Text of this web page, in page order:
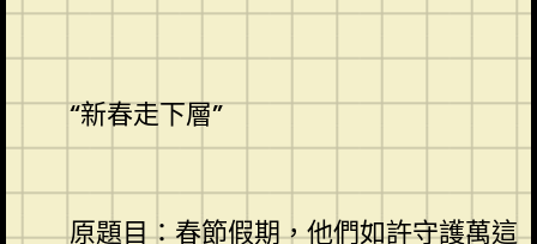
“新春走下層”
原題目：春節假期，他們如許守護萬這